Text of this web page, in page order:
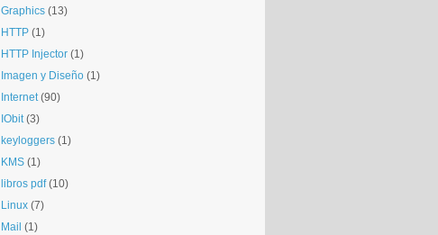
Graphics (13)
HTTP (1)
HTTP Injector (1)
Imagen y Diseño (1)
Internet (90)
IObit (3)
keyloggers (1)
KMS (1)
libros pdf (10)
Linux (7)
Mail (1)